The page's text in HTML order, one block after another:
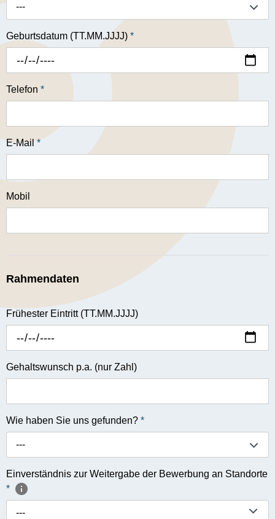
---
Geburtsdatum (TT.MM.JJJJ) *
Telefon *
E-Mail*
Mobil
Rahmendaten
Frühester Eintritt (TT.MM.JJJJ)
Gehaltswunsch p.a. (nur Zahl)
Wie haben Sie uns gefunden? *
---
Einverständnis zur Weitergabe der Bewerbung an Standorte
*
---